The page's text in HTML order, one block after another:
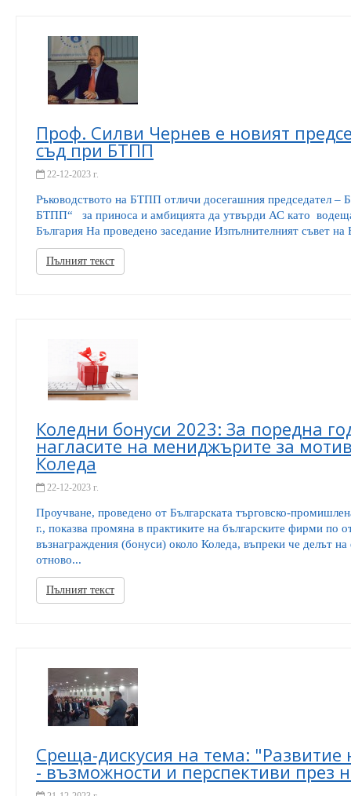
Проф. Силви Чернев е новият
съд при БТПП
22-12-2023 г.
Ръководството на БТПП отличи досегашния председател –
БТПП“ за приноса и амбицията да утвърди АС като водеща
България На проведено заседание Изпълнителният съвет
Пълният текст
Коледни бонуси 2023: За поредна
нагласите на мениджърите за
Коледа
22-12-2023 г.
Проучване, проведено от Българската търговско-
г., показва промяна в практиките на българските фирми по
възнаграждения (бонуси) около Коледа, въпреки че делът
отново...
Пълният текст
Среща-дискусия на тема:
- възможности и перспективи през